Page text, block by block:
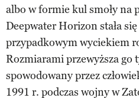
albo w formie kul smoły na
Deepwater Horizon stała
przypadkowym wyciekiem
Rozmiarami przewyższa go
spowodowany przez
1991 r. podczas wojny w